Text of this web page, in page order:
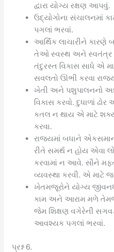
દ્વારા યોગ્ય રક્ષણ આપવું.
ઉદ્યોગોના સંચાલનમાં
પગલાં ભરવાં.
આર્થિક લાચારીને
તેઓ સ્વસ્થ અને સ્વતંત્ર
તંદુરસ્ત વિકાસ સાધે એ
સવલતો ઊભી કરવા
ખેતી અને પશુપાલનનો
વિકાસ કરવો. દુધાળાં
કતલ ન થાય એ માટે
કરવા.
રાજ્યમાં બધાને
રીતે સમર્થ ન હોય એવા
કરવામાં ન આવે. સૌને
વ્યવસ્થા કરવી. એ માટે
ખેતમજૂરોને યોગ્ય
કામ અને આરામ મળે
જેમ શિક્ષણ વગેરેની
આવશ્યક પગલાં ભરવાં.
પ્રશ્ન 6.